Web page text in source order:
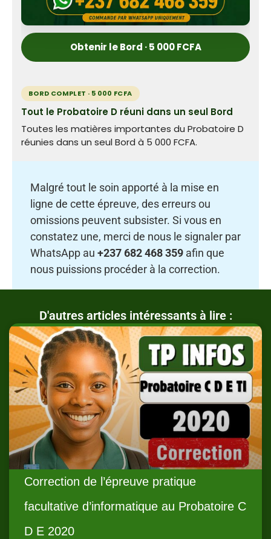
Obtenir le Bord · 5 000 FCFA
BORD COMPLET · 5 000 FCFA
Tout le Probatoire D réuni dans un seul Bord
Toutes les matières importantes du Probatoire D
réunies dans un seul Bord à 5 000 FCFA.
Malgré tout le soin apporté à la mise en
ligne de cette épreuve, des erreurs ou
omissions peuvent subsister. Si vous en
constatez une, merci de nous le signaler par
WhatsApp au +237 682 468 359 afin que
nous puissions procéder à la correction.
D'autres articles intéressants à lire :
Correction de l’épreuve pratique
facultative d’informatique au Probatoire C
D E 2020